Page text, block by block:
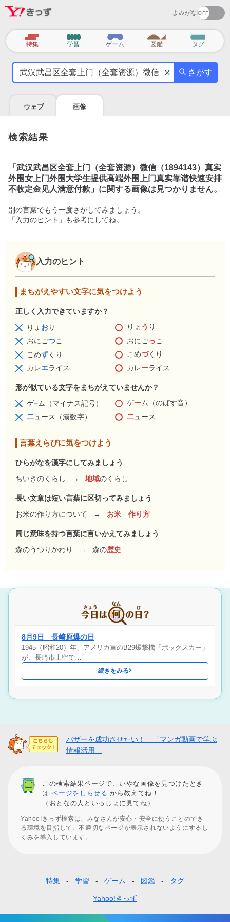
よみがな
カ
テ
特集 学習 ゲーム 図鑑 タグ
気
に
を
調
べ
よ
う
さがす
ウェブ 画像
検索結果
「 武汉武昌区全套上门（全套资源）微信（1894143）真实
外围女上门外围大学生提供高端外围上门真实靠谱快速安排
不收定金见人满意付款 」に関する画像は見つかりません。
別の言葉でもう一度さがしてみましょう。
「入力のヒント」も参考にしてね。
入力のヒント
まちがえやすい文字に気をつけよう
正しく入力できていますか？
りょ おり りょ う り
おにごつこ おにごっこ
こめずくり こめづくり
カレエライス カレーライス
形が似ている文字をまちがえていませんか？
ゲ−ム（マイナス記号） ゲーム（のばす音）
二ュース（漢数字） 二ュース
言葉えらびに気をつけよう
ひらがなを漢字にしてみましょう
ちいきのくらし
→ 地域のくらし
長い文章は短い言葉に区切ってみましょう
お米の作り方について
→ お米 作り方
同じ意味を持つ言葉に言いかえてみましょう
森のうつりかわり
→ 森の歴史
8月9日 長崎原爆の日
1945（昭和20）年、アメリカ軍のB29爆撃機「ボックスカー」
が、長崎市上空で…
続きをみる
バザーを成功させたい！ 「マンガ動画で学ぶ
情報活用」
この検索結果ページで、いやな画像を見つけたとき
はページをしらせる から教えてね！
（おとなの人といっしょに見てね）
Yahoo!きっず検索は、みなさんが安心・安全に使うことのでき
る環境を目指して、不適切なページが表示されないようにするし
くみを導入しています。
タ
特集 学習 ゲーム 図鑑 タグ
Yahoo!きっず